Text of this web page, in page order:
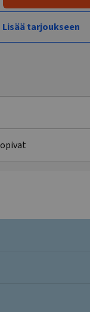
Lisää tarjoukseen